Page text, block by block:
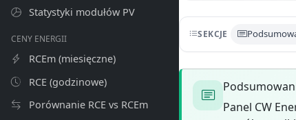
Statystyki modułów PV
CENY ENERGII
RCEm (miesięczne)
RCE (godzinowe)
Porównanie RCE vs RCEm
SEKCJE
Panel CW